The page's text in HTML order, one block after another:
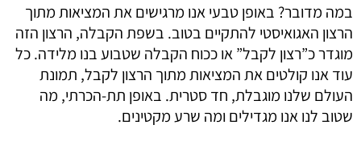
במה מדובר? באופן טבעי אנו מרגישים את המציאות מתוך
הרצון האגואיסטי להתקיים בטוב. בשפת הקבלה, הרצון הזה
מוגדר כ”רצון לקבל” או ככוח הקבלה שטבוע בנו מלידה. כל
עוד אנו קולטים את המציאות מתוך הרצון לקבל, תמונת
העולם שלנו מוגבלת, חד סטרית. באופן תת-הכרתי, מה
שטוב לנו אנו מגדילים ומה שרע מקטינים.